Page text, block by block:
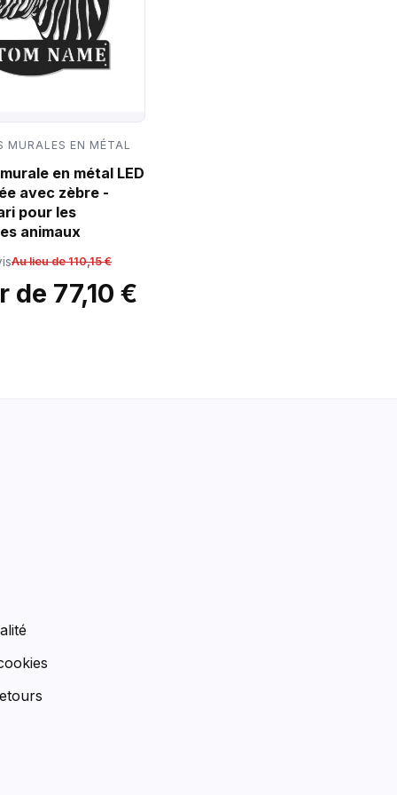
MURALES EN MÉTAL
en métal LED
avec zèbre -
pour les
animaux
Au lieu de 110,15 €
de 77,10 €